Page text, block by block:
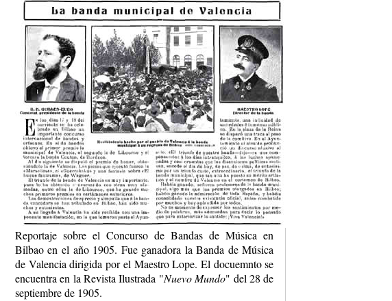
Reportaje sobre el Concurso de Bandas de Música en
Bilbao en el año 1905. Fue ganadora la Banda de Música
de Valencia dirigida por el Maestro Lope. El docuemnto se
encuentra en la Revista Ilustrada "Nuevo Mundo" del 28 de
septiembre de 1905.